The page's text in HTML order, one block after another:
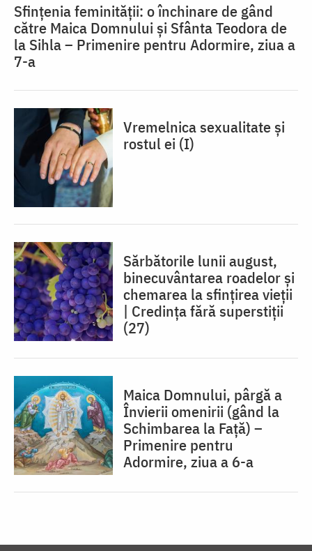
Sfințenia feminității: o închinare de gând
către Maica Domnului și Sfânta Teodora de
la Sihla – Primenire pentru Adormire, ziua a
7-a
Vremelnica sexualitate și
rostul ei (I)
Sărbătorile lunii august,
binecuvântarea roadelor și
chemarea la sfințirea vieții
| Credința fără superstiții
(27)
Maica Domnului, pârgă a
Învierii omenirii (gând la
Schimbarea la Față) –
Primenire pentru
Adormire, ziua a 6-a